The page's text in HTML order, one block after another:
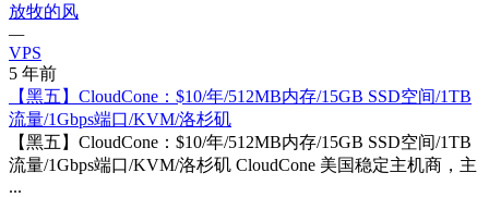
放牧的风
—
VPS
5 年前
【黑五】CloudCone：$10/年/512MB内存/15GB SSD空间/1TB
流量/1Gbps端口/KVM/洛杉矶
【黑五】CloudCone：$10/年/512MB内存/15GB SSD空间/1TB
流量/1Gbps端口/KVM/洛杉矶 CloudCone 美国稳定主机商，主
...